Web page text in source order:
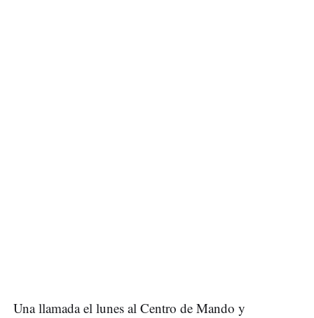
Una llamada el lunes al Centro de Mando y